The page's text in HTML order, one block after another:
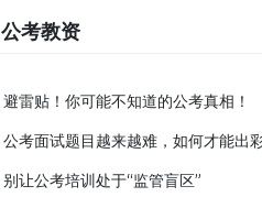
公考教资
避雷贴！你可能不知道的公考真相！
公考面试题目越来越难，如何才能出
别让公考培训处于“监管盲区”